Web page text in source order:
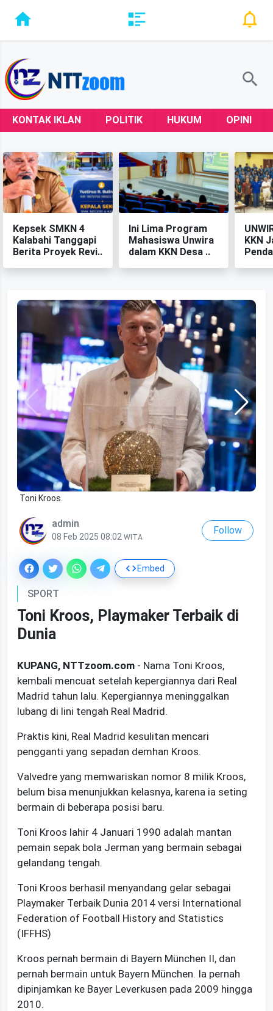
KONTAK IKLAN POLITIK HUKUM OPINI
Kepsek SMKN 4
Kalabahi Tanggapi
Berita Proyek Revi..
‎Ini Lima Program
Mahasiswa Unwira
dalam KKN Desa ..
KKN
Toni Kroos. Toni Kroos.
admin
08 Feb 2025 08:02 WITA
Follow
Embed
SPORT
Toni Kroos, Playmaker Terbaik di
Dunia
KUPANG, NTTzoom.com - Nama Toni Kroos,
kembali mencuat setelah kepergiannya dari Real
Madrid tahun lalu. Kepergiannya meninggalkan
lubang di lini tengah Real Madrid.
Praktis kini, Real Madrid kesulitan mencari
pengganti yang sepadan demhan Kroos.
Valvedre yang memwariskan nomor 8 milik Kroos,
belum bisa menunjukkan kelasnya, karena ia seting
bermain di beberapa posisi baru.
Toni Kroos lahir 4 Januari 1990 adalah mantan
pemain sepak bola Jerman yang bermain sebagai
gelandang tengah.
Toni Kroos berhasil menyandang gelar sebagai
Playmaker Terbaik Dunia 2014 versi International
Federation of Football History and Statistics
(IFFHS)
Kroos pernah bermain di Bayern München II, dan
pernah bermain untuk Bayern München. Ia pernah
dipinjamkan ke Bayer Leverkusen pada 2009 hingga
2010.